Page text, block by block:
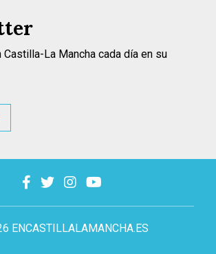
ENCASTILLALAMANCHA.ES
Castilla-La Mancha cada día en su